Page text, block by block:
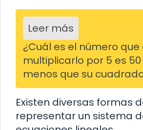
Leer más
¿Cuál es el número que
multiplicarlo por 5 es
menos que su
Existen diversas formas
representar un sistema